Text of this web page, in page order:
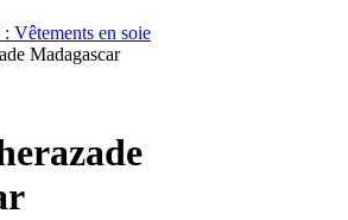
Vêtements en soie
Madagascar